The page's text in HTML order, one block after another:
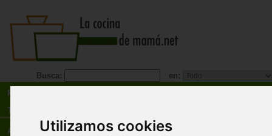
Utilizamos cookies
Busca: en:
Recetas
Tienda
Actualidad